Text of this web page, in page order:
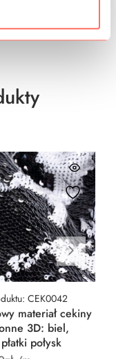
CEK0042
materiał cekiny
3D: biel,
połysk